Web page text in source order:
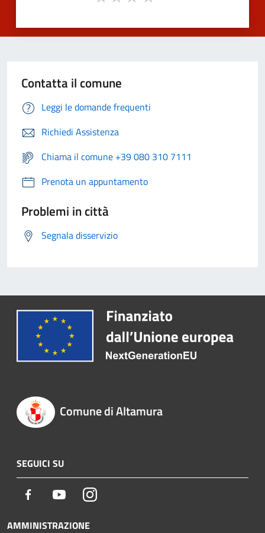
Contatta il comune
Leggi le domande frequenti
Richiedi Assistenza
Chiama il comune +39 080 310 7111
Prenota un appuntamento
Problemi in città
Segnala disservizio
Comune di Altamura
SEGUICI SU
Facebook YoutubeInstagram
AMMINISTRAZIONE